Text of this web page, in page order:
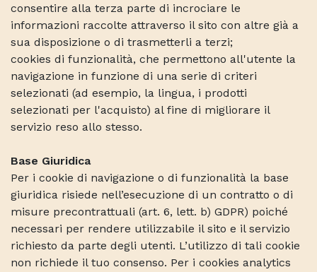
consentire alla terza parte di incrociare le
informazioni raccolte attraverso il sito con altre già a
sua disposizione o di trasmetterli a terzi;
cookies di funzionalità, che permettono all'utente la
navigazione in funzione di una serie di criteri
selezionati (ad esempio, la lingua, i prodotti
selezionati per l'acquisto) al fine di migliorare il
servizio reso allo stesso.
Base Giuridica
Per i cookie di navigazione o di funzionalità la base
giuridica risiede nell’esecuzione di un contratto o di
misure precontrattuali (art. 6, lett. b) GDPR) poiché
necessari per rendere utilizzabile il sito e il servizio
richiesto da parte degli utenti. L’utilizzo di tali cookie
non richiede il tuo consenso. Per i cookies analytics